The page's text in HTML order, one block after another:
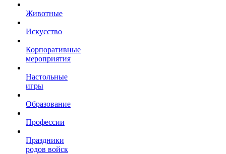
Животные
Искусство
Корпоративные
мероприятия
Настольные
игры
Образование
Профессии
Праздники
родов войск